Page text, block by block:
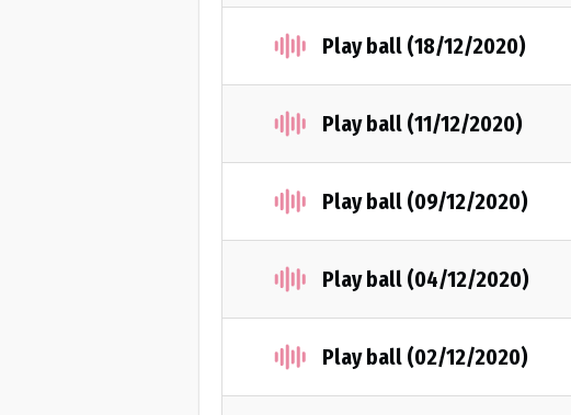
Play ball (18/12/2020)
Play ball (11/12/2020)
Play ball (09/12/2020)
Play ball (04/12/2020)
Play ball (02/12/2020)